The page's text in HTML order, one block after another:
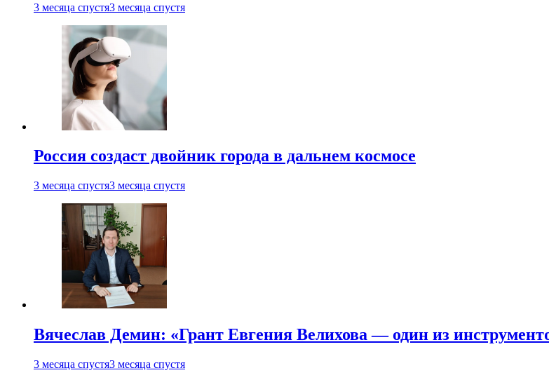
3 месяца спустя3 месяца спустя
Россия создаст двойник города в дальнем космосе
3 месяца спустя3 месяца спустя
Вячеслав Демин: «Грант Евгения Велихова — один из
3 месяца спустя3 месяца спустя